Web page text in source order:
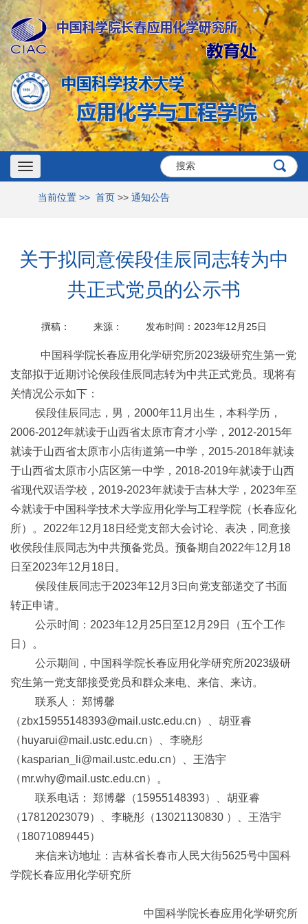
Toggle
navigation
当前位置 >> 首页 >> 通知公告
关于拟同意侯段佳辰同志转为中
共正式党员的公示书
撰稿： 来源： 发布时间：2023年12月25日
中国科学院长春应用化学研究所2023级研究生第一党
支部拟于近期讨论侯段佳辰同志转为中共正式党员。现将有
关情况公示如下：
侯段佳辰同志，男，2000年11月出生，本科学历，
2006-2012年就读于山西省太原市育才小学，2012-2015年
就读于山西省太原市小店街道第一中学，2015-2018年就读
于山西省太原市小店区第一中学，2018-2019年就读于山西
省现代双语学校，2019-2023年就读于吉林大学，2023年至
今就读于中国科学技术大学应用化学与工程学院（长春应化
所）。2022年12月18日经党支部大会讨论、表决，同意接
收侯段佳辰同志为中共预备党员。预备期自2022年12月18
日至2023年12月18日。
侯段佳辰同志于2023年12月3日向党支部递交了书面
转正申请。
公示时间：2023年12月25日至12月29日（五个工作
日）。
公示期间，中国科学院长春应用化学研究所2023级研
究生第一党支部接受党员和群众来电、来信、来访。
联系人： 郑博馨
（zbx15955148393@mail.ustc.edu.cn）、胡亚睿
（huyarui@mail.ustc.edu.cn）、李晓彤
（kasparian_li@mail.ustc.edu.cn）、王浩宇
（mr.why@mail.ustc.edu.cn）。
联系电话： 郑博馨（15955148393）、胡亚睿
（17812023079）、李晓彤（13021130830 ）、王浩宇
（18071089445）
来信来访地址：吉林省长春市人民大街5625号中国科
学院长春应用化学研究所
中国科学院长春应用化学研究所